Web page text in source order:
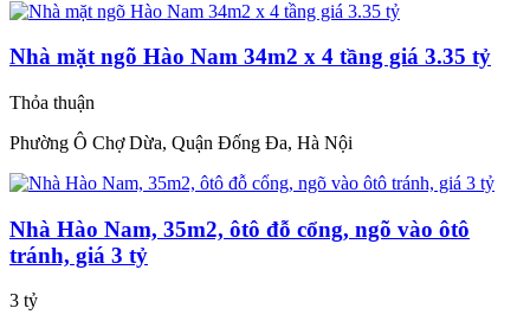
Nhà mặt ngõ Hào Nam 34m2 x 4 tầng giá 3.35 tỷ
Thỏa thuận
Phường Ô Chợ Dừa, Quận Đống Đa, Hà Nội
Nhà Hào Nam, 35m2, ôtô đỗ cổng, ngõ vào ôtô
tránh, giá 3 tỷ
3 tỷ